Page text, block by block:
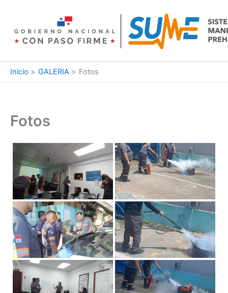
contenido
Inicio GALERIA Fotos
Fotos